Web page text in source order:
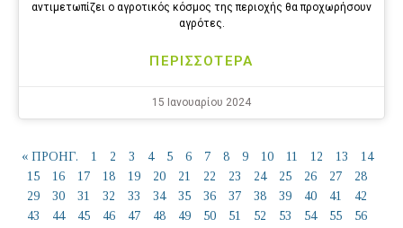
αντιμετωπίζει ο αγροτικός κόσμος της περιοχής θα προχωρήσουν
αγρότες.
ΠΕΡΙΣΣΟΤΕΡΑ
15 Ιανουαρίου 2024
« ΠΡΟΗΓ. 1 2 3 4 5 6 7 8 9 10 11 12 13
14
15
16 17 18 19 20 21 22 23 24 25 26 27
28
29
30 31 32 33 34 35 36 37 38 39 40 41
42
43
44 45 46 47 48 49 50 51 52 53 54 55
56